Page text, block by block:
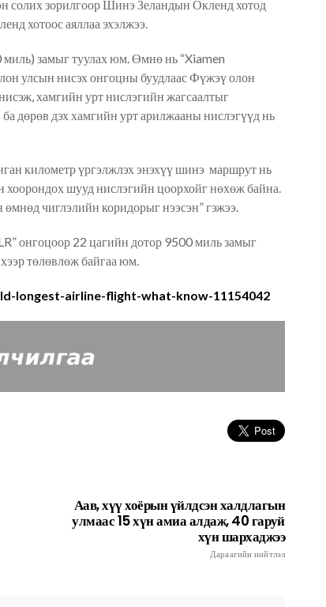
солих зорилгоор Шинэ Зеландын Окленд хотод
хотоос аяллаа эхэлжээ.
замыг туулахюм. Өмнө нь “Xiamen
улсын нисэх онгоцны буудлаас Фүжэү олон
хамгийн урт нислэгийн жагсаалтыг
дөрөв дэх хамгийн урт арилжааны нислэгүүд нь
километр үргэлжлэх энэхүү шинэ маршрутнь
шууд нислэгийн цоорхойг нөхөж байна.
өмнөд чиглэлийн коридорыгнээсэн” гэжээ.
”онгоцоор 22 цагийн дотор 9500 миль замыг
төлөвлөж байгаа юм.
longest-airline-flight-what-know-11154042
Аав, хүү хоёрын үйлдсэн халдлагын
улмаас 15 хүн амиа алдаж, 40 гаруй
хүн шархаджээ
Дараагийн нийтлэл